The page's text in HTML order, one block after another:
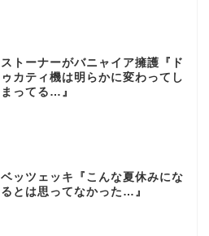
ストーナーがバニャイア擁護『ド
ゥカティ機は明らかに変わってし
まってる…』
ベッツェッキ『こんな夏休みにな
るとは思ってなかった…』